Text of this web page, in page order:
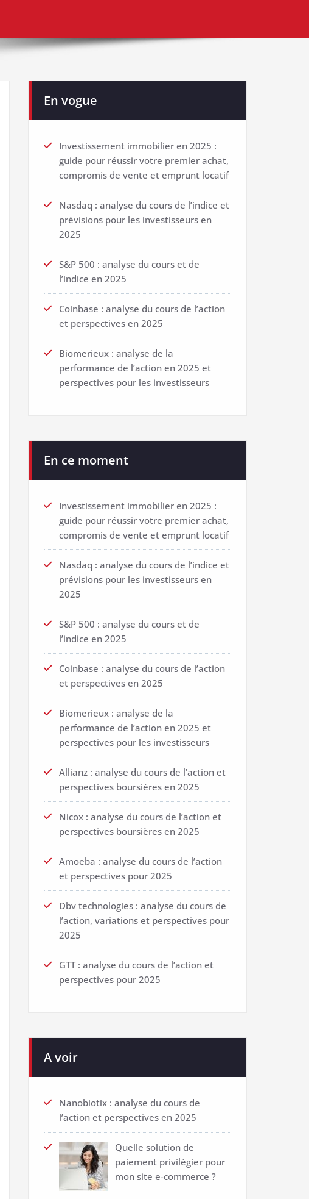
En vogue
Investissement immobilier en 2025 :
guide pour réussir votre premier achat,
compromis de vente et emprunt locatif
Nasdaq : analyse du cours de l’indice et
prévisions pour les investisseurs en
2025
S&P 500 : analyse du cours et de
l’indice en 2025
Coinbase : analyse du cours de l’action
et perspectives en 2025
Biomerieux : analyse de la
performance de l’action en 2025 et
perspectives pour les investisseurs
En ce moment
Investissement immobilier en 2025 :
guide pour réussir votre premier achat,
compromis de vente et emprunt locatif
Nasdaq : analyse du cours de l’indice et
prévisions pour les investisseurs en
2025
S&P 500 : analyse du cours et de
l’indice en 2025
Coinbase : analyse du cours de l’action
et perspectives en 2025
Biomerieux : analyse de la
performance de l’action en 2025 et
perspectives pour les investisseurs
Allianz : analyse du cours de l’action et
perspectives boursières en 2025
Nicox : analyse du cours de l’action et
perspectives boursières en 2025
Amoeba : analyse du cours de l’action
et perspectives pour 2025
Dbv technologies : analyse du cours de
l’action, variations et perspectives pour
2025
GTT : analyse du cours de l’action et
perspectives pour 2025
A voir
Nanobiotix : analyse du cours de
l’action et perspectives en 2025
Quelle solution de
paiement privilégier pour
mon site e-commerce ?